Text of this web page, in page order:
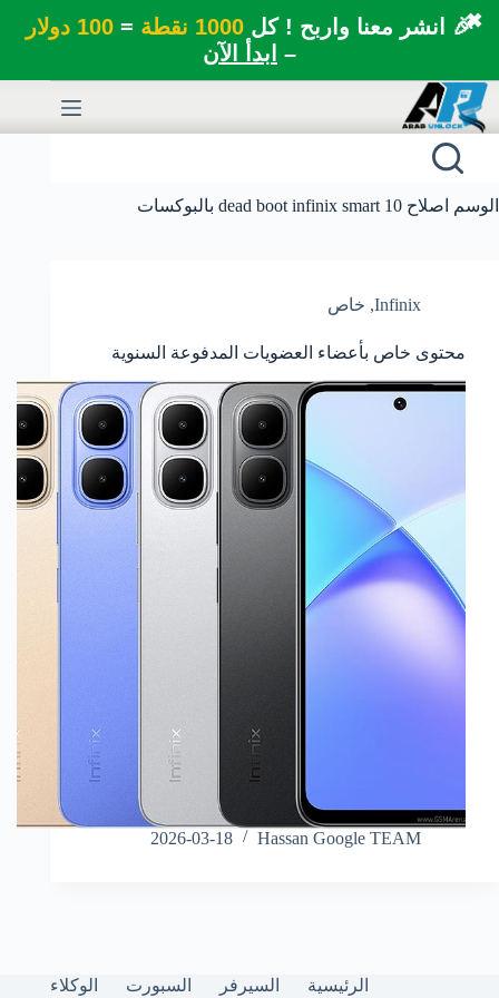
🎉 انشر معنا واربح ! كل1000 نقطة =100 دولار
– ابدأ الآن
✖
التجاوز
إلى
المحتوى
الوسم اصلاح dead boot infinix smart 10 بالبوكسات
Infinix
, خاص
محتوى خاص بأعضاء العضويات المدفوعة السنوية
Hassan Google TEAM
2026-03-18
الرئيسية السيرفر السبورت الوكلاء